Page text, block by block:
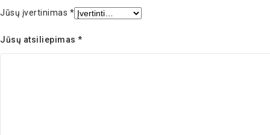
Jūsų įvertinimas *
Jūsų atsiliepimas *